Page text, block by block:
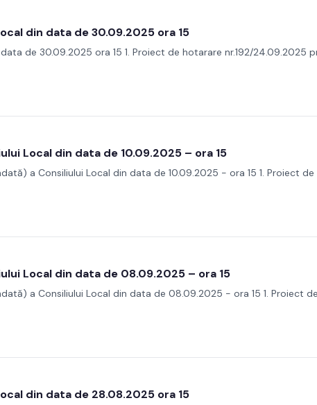
din data de 30.09.2025 ora 15
de 30.09.2025 ora 15 1. Proiect de hotarare nr.192/24.09.2025
Local din data de 10.09.2025 – ora 15
a Consiliului Local din data de 10.09.2025 - ora 15 1. Proiect
Local din data de 08.09.2025 – ora 15
a Consiliului Local din data de 08.09.2025 - ora 15 1. Proiect
din data de 28.08.2025 ora 15